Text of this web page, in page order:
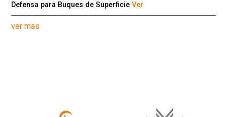
Defensa para Buques de SuperficieVer
ver mas